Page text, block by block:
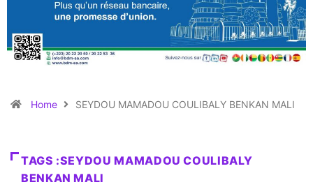
Home SEYDOU MAMADOU COULIBALY BENKAN MALI
TAGS :SEYDOU MAMADOU COULIBALY
BENKAN MALI